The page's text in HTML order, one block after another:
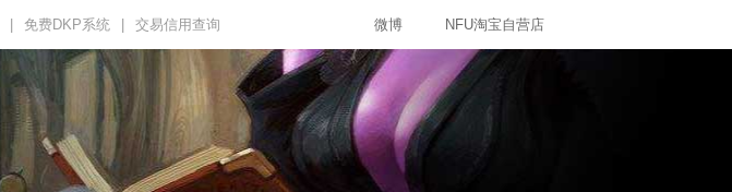
免费DKP系统 交易信用查询 微博 NFU淘宝自营店